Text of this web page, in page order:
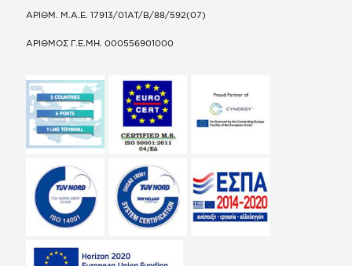
ΑΡΙΘΜ. Μ.Α.Ε. 17913/01ΑΤ/Β/88/592(07)
ΑΡΙΘΜΟΣ Γ.Ε.ΜΗ. 000556901000